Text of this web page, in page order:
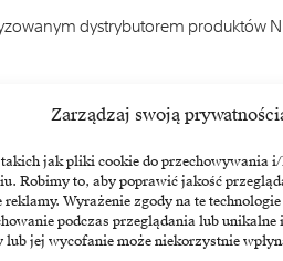
Zarządzaj swoją
jak pliki cookie do przechowywania
Robimy to, aby poprawić jakość
reklamy. Wyrażenie zgody na te
podczas przeglądania lub
jej wycofanie może niekorzystnie
dystrybutorem produktów